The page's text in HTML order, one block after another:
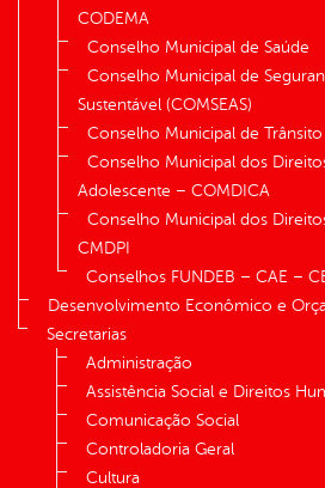
CODEMA
Conselho Municipal de Saúde
Conselho Municipal de
Sustentável (COMSEAS)
Conselho Municipal de
Conselho Municipal dos
Adolescente – COMDICA
Conselho Municipal dos
CMDPI
Conselhos FUNDEB – CAE –
Desenvolvimento Econômico e
Secretarias
Administração
Assistência Social e Direitos
Comunicação Social
Controladoria Geral
Cultura